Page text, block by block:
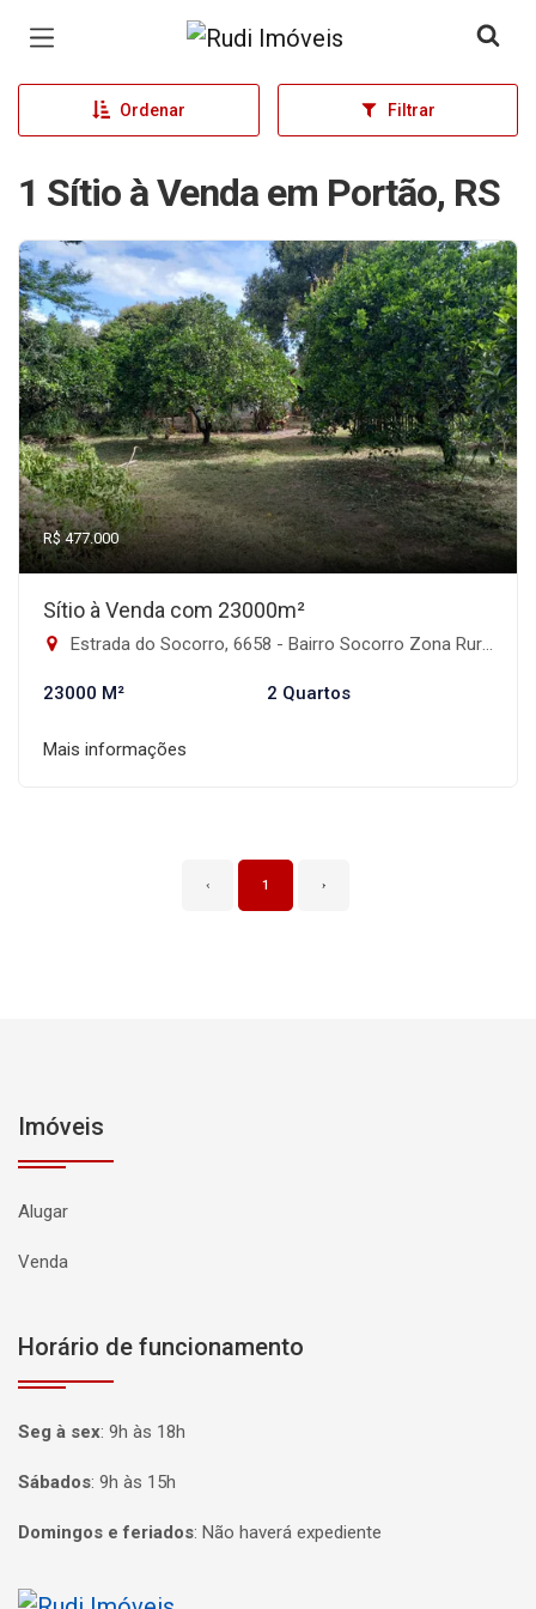
Página inicial
Ordenar Filtrar
1 Sítio à Venda em Portão, RS
R$ 477.000
Sítio à Venda com 23000m²
Estrada do Socorro, 6658 - Bairro Socorro Zona Rural, Portão-RS
23000 M² 2 Quartos
Mais informações
‹ 1 ›
Imóveis
Alugar
Venda
Horário de funcionamento
Seg à sex: 9h às 18h
Sábados: 9h às 15h
Domingos e feriados: Não haverá expediente